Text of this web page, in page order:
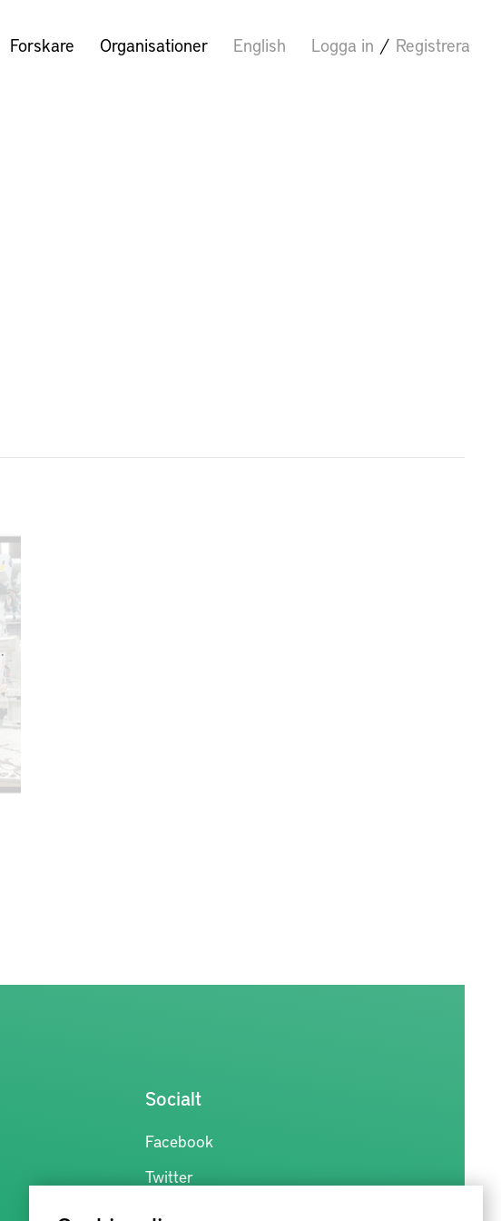
Forskare Organisationer English Logga in / Registrera
Socialt
Facebook
Twitter